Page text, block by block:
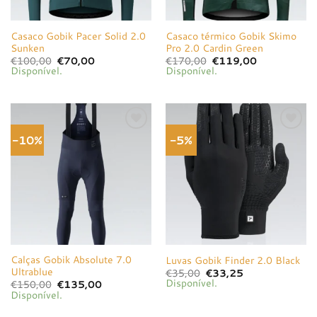
Casaco Gobik Pacer Solid 2.0
Sunken
€100,00 O
preço
original
€70,00O
Disponível.
Casaco térmico Gobik Skimo
Pro 2.0 Cardin Green
€170,00 O
preço
original
€119,00O
Disponível.
-10%
Calças Gobik Absolute 7.0
Ultrablue
€150,00 O
preço
original
€135,00O
Disponível.
-5%
Adicionar
à lista de
desejos
Luvas Gobik Finder 2.0 Black
€35,00 O
preço
original
€33,25O
Disponível.